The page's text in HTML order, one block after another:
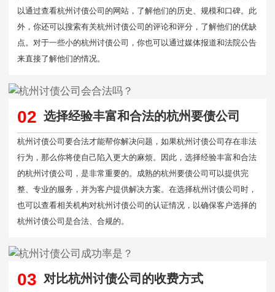
以通过查看杭州讨债公司的网站，了解他们的历史、规模和口碑。此
外，你还可以搜索有关杭州讨债公司的评论和评分，了解他们的优缺
点。对于一些小的杭州讨债公司，你也可以通过媒体报道和法院公告
来直接了解他们的情况。
02 选择经验丰富和合法的杭州要债公司
杭州讨债公司要合法才能帮你解决问题，如果杭州讨债公司存在非法
行为，那么你将使自己陷入更大的麻烦。因此，选择经验丰富和合法
的杭州讨债公司，是非常重要的。成熟的杭州要债公司可以提供完
整、专业的服务，并为客户提供解决方案。在选择杭州讨债公司时，
也可以查看相关机构对杭州讨债公司的认证情况，以确保客户选择的
杭州讨债公司是合法、合规的。
03 对比杭州讨债公司的收费方式